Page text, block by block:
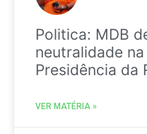
Politica: MDB
neutralidade
Presidência da
VER MATÉRIA »